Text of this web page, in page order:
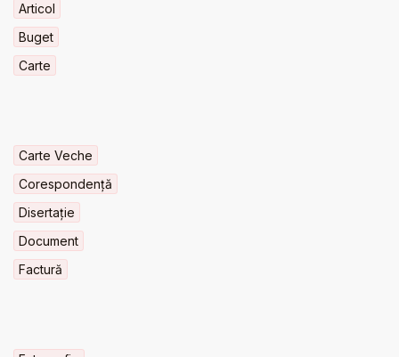
Articol
Buget
Carte
Carte Veche
Corespondență
Disertație
Document
Factură